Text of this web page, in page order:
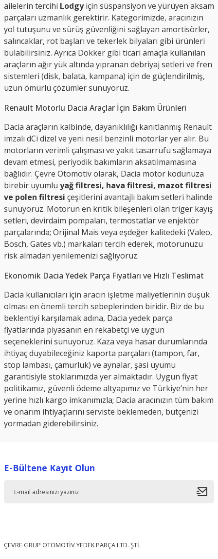
ailelerin tercihi Lodgyiçin süspansiyon ve yürüyen aksam
parçaları uzmanlık gerektirir. Kategorimizde, aracınızın
yol tutuşunu ve sürüş güvenliğini sağlayan amortisörler,
salıncaklar, rot başları ve tekerlek bilyaları gibi ürünleri
bulabilirsiniz. Ayrıca Dokker gibi ticari amaçla kullanılan
araçların ağır yük altında yıpranan debriyaj setleri ve fren
sistemleri (disk, balata, kampana) için de güçlendirilmiş,
uzun ömürlü çözümler sunuyoruz.
Renault Motorlu Dacia Araçlar İçin Bakım Ürünleri
Dacia araçların kalbinde, dayanıklılığı kanıtlanmış Renault
imzalı dCi dizel ve yeni nesil benzinli motorlar yer alır. Bu
motorların verimli çalışması ve yakıt tasarrufu sağlamaya
devam etmesi, periyodik bakımların aksatılmamasına
bağlıdır. Çevre Otomotiv olarak, Dacia motor kodunuza
birebir uyumlu yağ filtresi, hava filtresi, mazot filtresi
ve polen filtresi çeşitlerini avantajlı bakım setleri halinde
sunuyoruz. Motorun en kritik bileşenleri olan triger kayış
setleri, devirdaim pompaları, termostatlar ve enjektör
parçalarında; Orijinal Mais veya eşdeğer kalitedeki (Valeo,
Bosch, Gates vb.) markaları tercih ederek, motorunuzu
risk almadan yenilemenizi sağlıyoruz.
Ekonomik Dacia Yedek Parça Fiyatları ve Hızlı Teslimat
Dacia kullanıcıları için aracın işletme maliyetlerinin düşük
olması en önemli tercih sebeplerinden biridir. Biz de bu
beklentiyi karşılamak adına, Dacia yedek parça
fiyatlarında piyasanın en rekabetçi ve uygun
seçeneklerini sunuyoruz. Kaza veya hasar durumlarında
ihtiyaç duyabileceğiniz kaporta parçaları (tampon, far,
stop lambası, çamurluk) ve aynalar, şasi uyumu
garantisiyle stoklarımızda yer almaktadır. Uygun fiyat
politikamız, güvenli ödeme altyapımız ve Türkiye’nin her
yerine hızlı kargo imkanımızla; Dacia aracınızın tüm bakım
ve onarım ihtiyaçlarını serviste beklemeden, bütçenizi
yormadan giderebilirsiniz.
E-Bültene Kayıt Olun
ÇEVRE GRUP OTOMOTİV YEDEK PARÇA LTD. ŞTİ.